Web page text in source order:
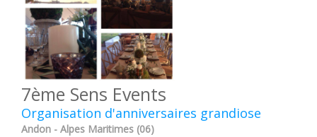
7ème Sens Events
Organisation d'anniversaires grandiose
Andon - Alpes Maritimes (06)